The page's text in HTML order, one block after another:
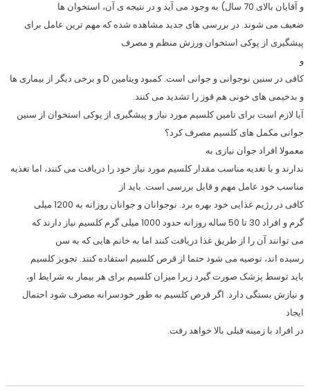
و آقایان بالای 70 سال) به ‌وجود می ‌آید و در نتیجه ی آن، استخوان‌ ها
ضعیف می ‌شوند. در بررسی‌ های جدید مشاهده شده که مهم ‌ترین عامل برای
پیشگیری از پوکی استخوان ورزش منظم و مصرف
و
کافی در سنین نوجوانی و جوانی است. کمبود ویتامین D و برخی دیگر از بیماری ‌ها
و بدخیمی‌ های خونی هم قوز را تشدید می ‌کنند.
آیا لازم است برای تامین کلسیم مورد نیاز و پیشگیری از پوکی استخوان از سنین
جوانی مکمل ‌های کلسیم مصرف کرد؟
معمولا افراد جوان نیازی به
ندارند و با تغدیه مناسب مقدار کلسیم مورد نیاز خود را دریافت می‌ کنند، اما تغذیه
مناسب خود عامل مهم و قابل بررسی است. باید از
کافی در رژیم غذایی خود بهره برد. نوجوانان و جوانان روزانه به 1200 میلی‌
گرم و افراد 30 تا 50 ساله روزانه حدود 1000 میلی‌ گرم کلسیم نیاز دارند که
می ‌توانند آن را از طریق غذا دریافت کنند اما به خانم‌ هایی که به سن
رسیده‌ اند، توصیه می‌ شود حتما از قرص کلسیم استفاده کنند. تجویز کلسیم
باید توسط پزشک صورت گیرد زیرا میزان کلسیم برای هر بیمار به شرایط او،
و نیازش بستگی دارد. اگر قرص کلسیم به ‌طور خودسرانه مصرف شود احتمال
ایجاد
در افراد با زمینه قبلی بالا خواهد رفت.